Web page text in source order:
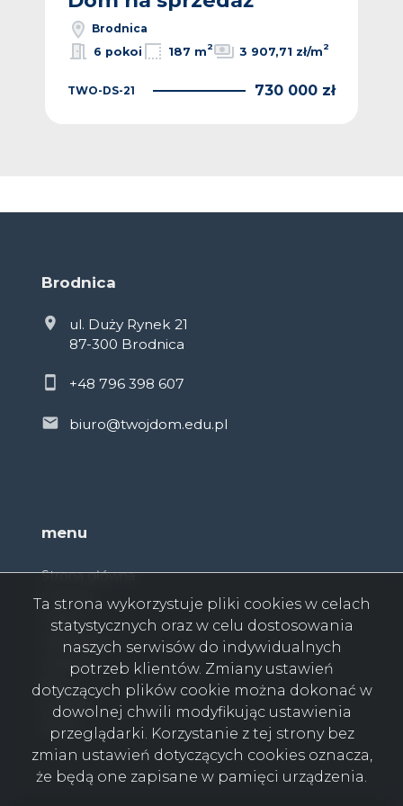
Brodnica
6 pokoi
187 m2 3 907,71 zł/m2
TWO-DS-21 730 000 zł
Brodnica
ul. Duży Rynek 21
87-300 Brodnica
+48 796 398 607
biuro@twojdom.edu.pl
menu
Strona główna
O firmie
Oferty
Zgłoszenia
Ulubione
Blog
Kontakt
Rodo
Ta strona wykorzystuje pliki cookies w celach
statystycznych oraz w celu dostosowania
naszych serwisów do indywidualnych
potrzeb klientów. Zmiany ustawień
dotyczących plików cookie można dokonać w
dowolnej chwili modyfikując ustawienia
przeglądarki. Korzystanie z tej strony bez
zmian ustawień dotyczących cookies oznacza,
że będą one zapisane w pamięci urządzenia.